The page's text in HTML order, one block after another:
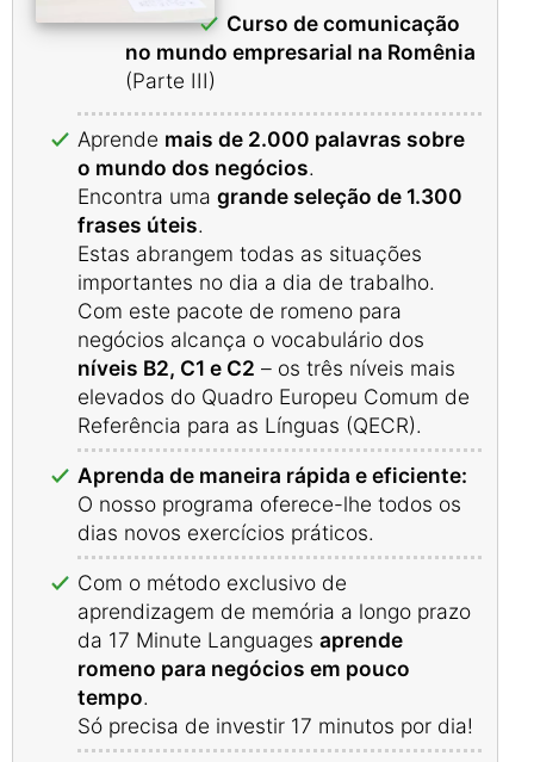
Curso de comunicação
no mundo empresarial na Romênia
(Parte III)
Aprende mais de 2.000 palavras sobre
o mundo dos negócios.
Encontra uma grande seleção de 1.300
frases úteis.
Estas abrangem todas as situações
importantes no dia a dia de trabalho.
Com este pacote de romeno para
negócios alcança o vocabulário dos
níveis B2, C1 e C2 – os três níveis mais
elevados do Quadro Europeu Comum de
Referência para as Línguas (QECR).
Aprenda de maneira rápida e eficiente:
O nosso programa oferece-lhe todos os
dias novos exercícios práticos.
Com o método exclusivo de
aprendizagem de memória a longo prazo
da 17 Minute Languages aprende
romeno para negócios em pouco
tempo.
Só precisa de investir 17 minutos por dia!